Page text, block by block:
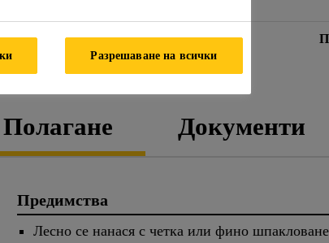
ДАННИ ЗА
БЕЗОПАСНОСТ
Полагане Документи
Предимства
Лесно се нанася с четка или фино шпакловане
Разрешаване на всички